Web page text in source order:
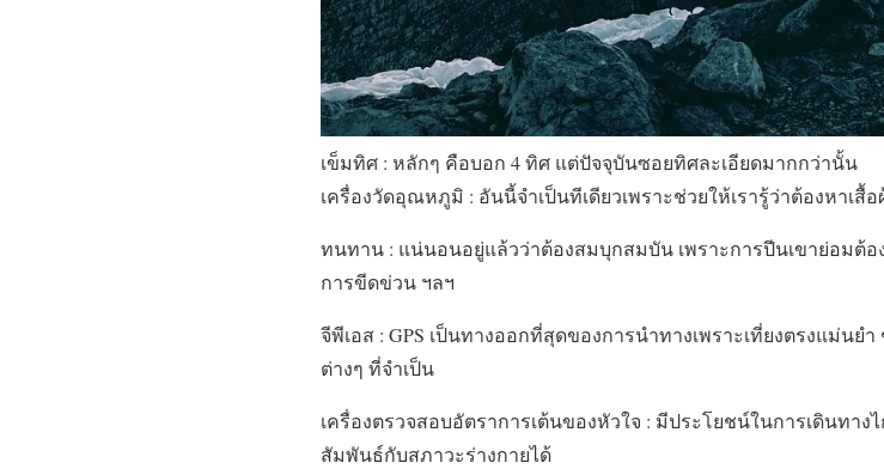
เข็มทิศ : หลักๆ คือบอก 4 ทิศ แต่ปัจจุบันซอยทิศละเอียดมากกว่านั้น
เครื่องวัดอุณหภูมิ : อันนี้จำเป็นทีเดียวเพราะช่วยให้เรารู้ว่าต้องหาเ
ทนทาน : แน่นอนอยู่แล้วว่าต้องสมบุกสมบัน เพราะการปีนเขาย่อมต้
การขีดข่วน ฯลฯ
จีพีเอส : GPS เป็นทางออกที่สุดของการนำทางเพราะเที่ยงตรงแม่น
ต่างๆ ที่จำเป็น
เครื่องตรวจสอบอัตราการเต้นของหัวใจ : มีประโยชน์ในการเดินทา
สัมพันธ์กับสภาวะร่างกายได้